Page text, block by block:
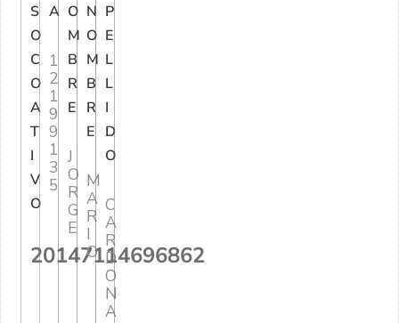
S
O
C
O
A
T
I
V
O
20147114696862
A
1
2
1
9
9
1
3
5
O
M
B
R
E
J
O
R
G
E
N
O
M
B
R
E
M
A
R
I
O
P
E
L
L
I
D
O
C
A
R
D
O
N
A